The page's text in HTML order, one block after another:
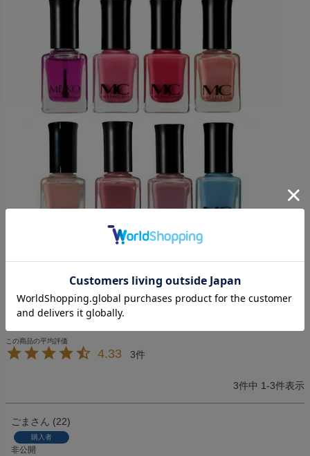
価格 ¥1,320税込
4.33 3
3件中 1-3件表示
ごま 22
購入者
非公開